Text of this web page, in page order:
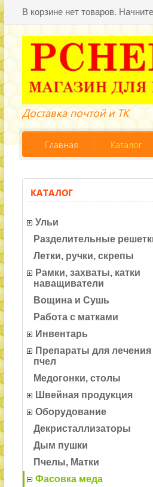
В корзине нет товаров.
Доставка почтой и ТК
Главная Каталог
КАТАЛОГ
Ульи
Разделительные
Летки, ручки, скрепы
Рамки, захваты, катки
наващиватели
Вощина и Сушь
Работа с матками
Инвентарь
Препараты для лечения
пчел
Медогонки, столы
Швейная продукция
Оборудование
Декристаллизаторы
Дым пушки
Пчелы, Матки
Фасовка меда